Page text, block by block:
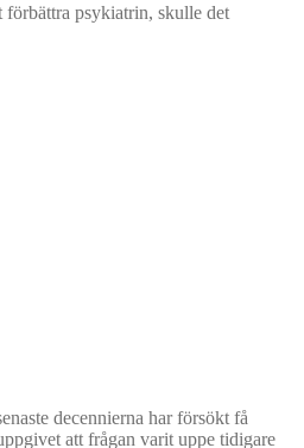
psykiatrin, skulle det
decennierna har försökt få
att frågan varit uppe tidigare